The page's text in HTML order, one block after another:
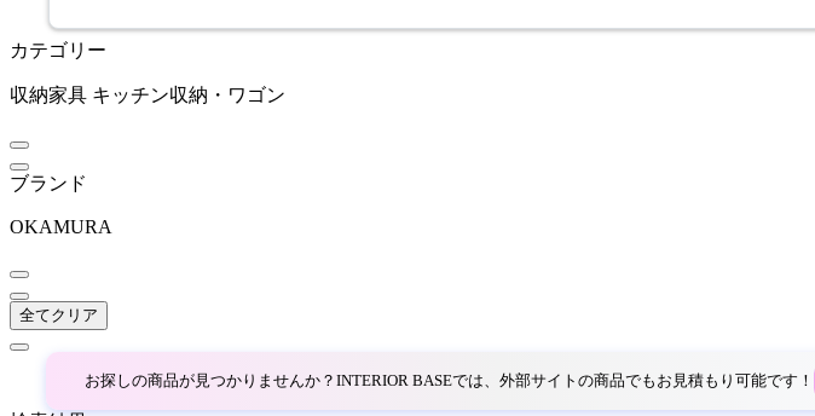
フロント・ページ・ニュ
ース
ヘイ
ヒダ
座面高
検索
~
カテゴリー
収納家具 キッチン収納・ワゴン
ブランド
OKAMURA
全てクリア
お探しの商品が見つかりませんか？INTERIOR BASEでは、外部サイトの商品でもお見積もり可能です！